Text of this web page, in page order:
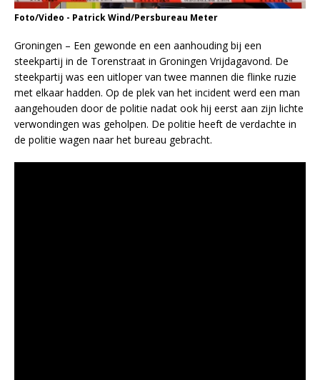
Foto/Video - Patrick Wind/Persbureau Meter
Groningen – Een gewonde en een aanhouding bij een
steekpartij in de Torenstraat in Groningen Vrijdagavond. De
steekpartij was een uitloper van twee mannen die flinke ruzie
met elkaar hadden. Op de plek van het incident werd een man
aangehouden door de politie nadat ook hij eerst aan zijn lichte
verwondingen was geholpen. De politie heeft de verdachte in
de politie wagen naar het bureau gebracht.